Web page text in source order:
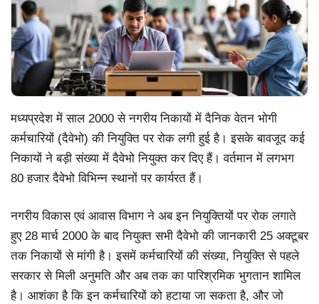
मध्यप्रदेश में साल 2000 से नगरीय निकायों में दैनिक वेतन भोगी
कर्मचारियों (दैवेभो) की नियुक्ति पर रोक लगी हुई है। इसके बावजूद कई
निकायों ने बड़ी संख्या में दैवेभो नियुक्त कर दिए हैं। वर्तमान में लगभग
80 हजार दैवेभो विभिन्न स्थानों पर कार्यरत हैं।
नगरीय विकास एवं आवास विभाग ने अब इन नियुक्तियों पर रोक लगाते
हुए 28 मार्च 2000 के बाद नियुक्त सभी दैवेभो की जानकारी 25 अक्टूबर
तक निकायों से मांगी है। इसमें कर्मचारियों की संख्या, नियुक्ति से पहले
सरकार से मिली अनुमति और अब तक का पारिश्रमिक भुगतान शामिल
है। आशंका है कि इन कर्मचारियों को हटाया जा सकता है, और जो